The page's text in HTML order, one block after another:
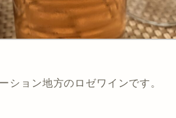
ション地方のロゼワインです。